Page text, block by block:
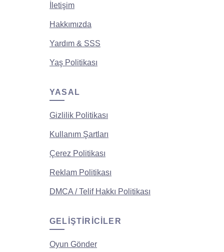
İletişim
Hakkımızda
Yardım & SSS
Yaş Politikası
YASAL
Gizlilik Politikası
Kullanım Şartları
Çerez Politikası
Reklam Politikası
DMCA / Telif Hakkı Politikası
GELIŞTIRICILER
Oyun Gönder